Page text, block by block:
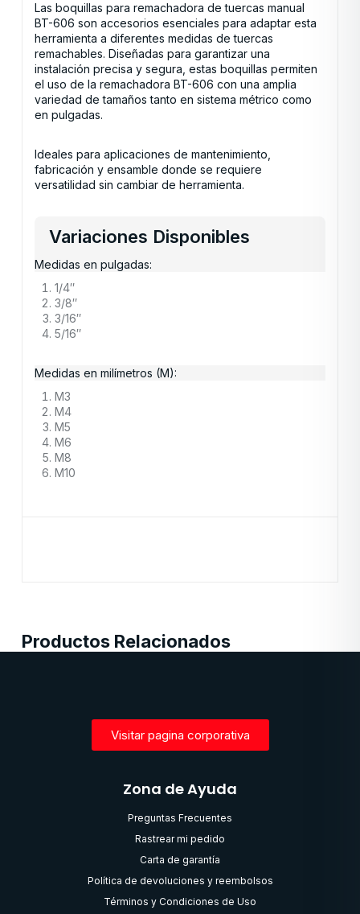
Las boquillas para remachadora de tuercas manual
BT-606 son accesorios esenciales para adaptar esta
herramienta a diferentes medidas de tuercas
remachables. Diseñadas para garantizar una
instalación precisa y segura, estas boquillas permiten
el uso de la remachadora BT-606 con una amplia
variedad de tamaños tanto en sistema métrico como
en pulgadas.
Ideales para aplicaciones de mantenimiento,
fabricación y ensamble donde se requiere
versatilidad sin cambiar de herramienta.
Variaciones Disponibles
Medidas en pulgadas:
1/4″
3/8″
3/16″
5/16″
Medidas en milímetros (M):
M3
M4
M5
M6
M8
M10
Productos Relacionados
Visitar pagina corporativa
Zona de Ayuda
Preguntas Frecuentes
Rastrear mi pedido
Carta de garantía
Política de devoluciones y reembolsos
Términos y Condiciones de Uso